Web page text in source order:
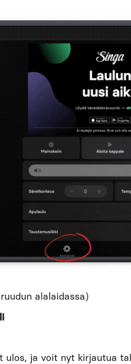
alalaidassa)
ulos, ja voit nyt kirjautua